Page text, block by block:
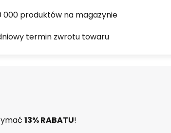
000 produktów na magazynie
termin zwrotu towaru
13% RABATU!